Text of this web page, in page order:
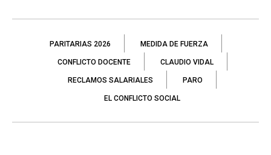
PARITARIAS 2026 MEDIDA DE FUERZA
CONFLICTO DOCENTE CLAUDIO VIDAL
RECLAMOS SALARIALES PARO
EL CONFLICTO SOCIAL